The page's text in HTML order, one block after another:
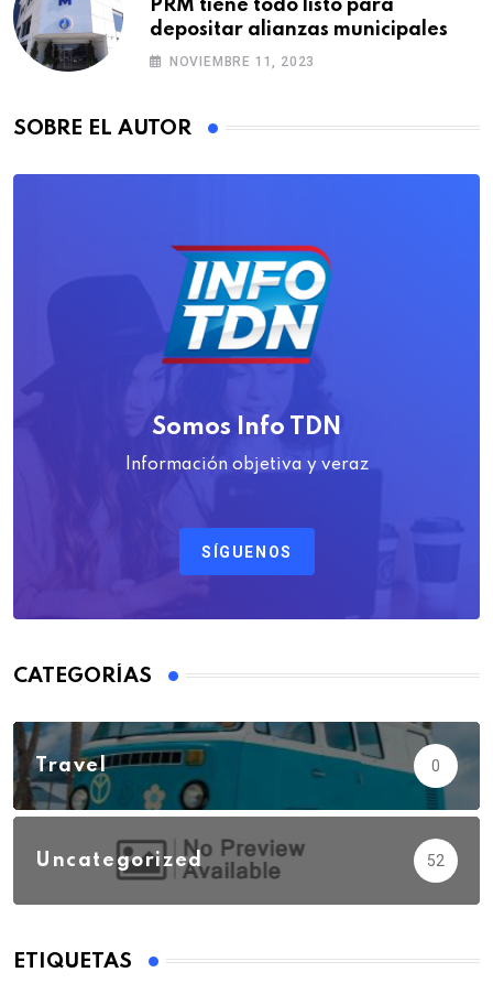
PRM tiene todo listo para
depositar alianzas municipales
NOVIEMBRE 11, 2023
SOBRE EL AUTOR
Somos Info TDN
Información objetiva y veraz
SÍGUENOS
CATEGORÍAS
Travel 0
Uncategorized 52
ETIQUETAS